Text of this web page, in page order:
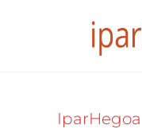
IparHegoa